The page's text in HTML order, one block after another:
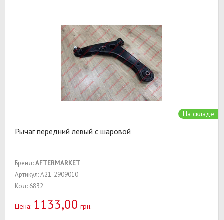
На складе
Рычаг передний левый с шаровой
Бренд:AFTERMARKET
Артикул: A21-2909010
Код: 6832
Цена: 1133,00 грн.